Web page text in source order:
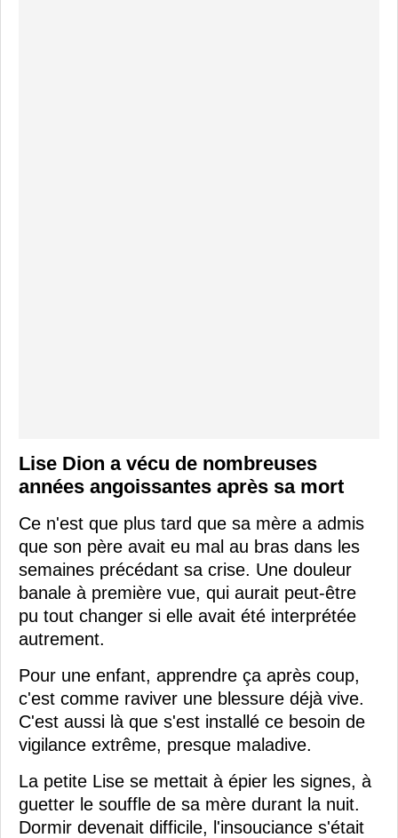
Lise Dion a vécu de nombreuses
années angoissantes après sa mort
Ce n'est que plus tard que sa mère a admis
que son père avait eu mal au bras dans les
semaines précédant sa crise. Une douleur
banale à première vue, qui aurait peut-être
pu tout changer si elle avait été interprétée
autrement.
Pour une enfant, apprendre ça après coup,
c'est comme raviver une blessure déjà vive.
C'est aussi là que s'est installé ce besoin de
vigilance extrême, presque maladive.
La petite Lise se mettait à épier les signes, à
guetter le souffle de sa mère durant la nuit.
Dormir devenait difficile, l'insouciance s'était